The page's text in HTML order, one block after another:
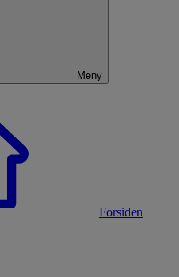
Meny
Forsiden